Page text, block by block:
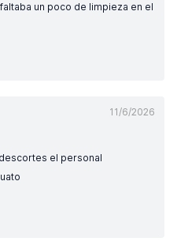
un poco de limpieza en el
11/6/2026
el personal